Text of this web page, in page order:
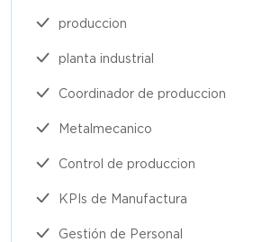
produccion
planta industrial
Coordinador de produccion
Metalmecanico
Control de produccion
KPIs de Manufactura
Gestión de Personal